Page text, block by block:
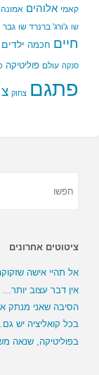
קאמי אלוהים אמונה
שו ג'ורג' ברנרד שו גבר
חיים חכמה ילדים
סנקה עולם פוליטיקה
פתגם צחוק
ציטוטים אחרונים
אל תהיי אישה
אין דבר עצוב יותר…
הסיבה שאני מנתק
בכל קואליציה יש
בפוליטיקה, שנאה